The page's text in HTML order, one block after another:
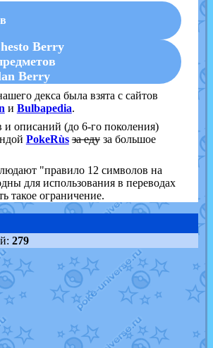
Berry
Berry
декса была взята с сайтов
и Bulbapedia.
и описаний (до 6-го поколения)
PokeRùs за едуза большое
"правило 12 символов на
для использования в переводах
такое ограничение.
279